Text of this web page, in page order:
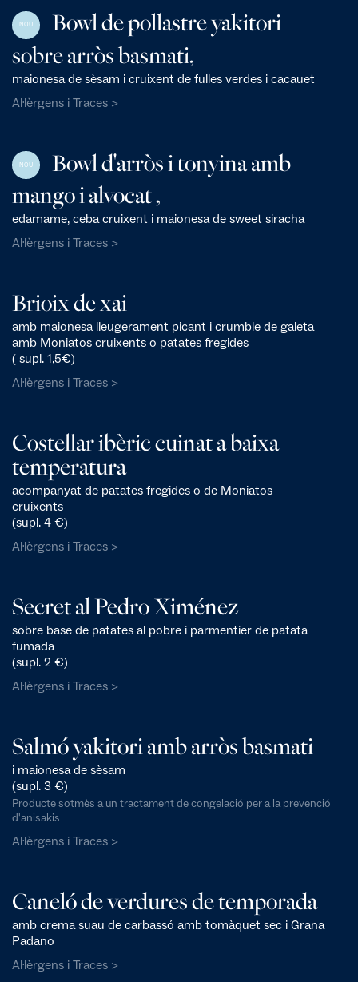
NOU
Bowl de pollastre yakitori
sobre arròs basmati,
maionesa de sèsam i cruixent de fulles verdes i cacauet
Al·lèrgens i Traces >
NOU
Bowl d'arròs i tonyina amb
mango i alvocat ,
edamame, ceba cruixent i maionesa de sweet siracha
Al·lèrgens i Traces >
Brioix de xai
amb maionesa lleugerament picant i crumble de galeta
amb Moniatos cruixents o patates fregides
( supl. 1,5€)
Al·lèrgens i Traces >
Costellar ibèric cuinat a baixa
temperatura
acompanyat de patates fregides o de Moniatos
cruixents
(supl. 4 €)
Al·lèrgens i Traces >
Secret al Pedro Ximénez
sobre base de patates al pobre i parmentier de patata
fumada
(supl. 2 €)
Al·lèrgens i Traces >
Salmó yakitori amb arròs basmati
i maionesa de sèsam
(supl. 3 €)
Producte sotmès a un tractament de congelació per a la prevenció
d'anisakis
Al·lèrgens i Traces >
Caneló de verdures de temporada
amb crema suau de carbassó amb tomàquet sec i Grana
Padano
Al·lèrgens i Traces >